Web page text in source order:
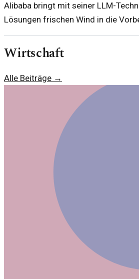
Alibaba bringt mit seiner LLM-
Lösungen frischen Wind in die
Olympischen Spiele in Mailand-
die Herausforderungen und
Wirtschaft
Alle Beiträge →